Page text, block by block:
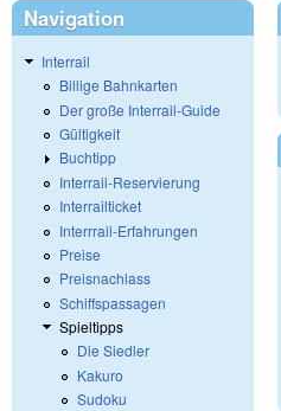
Navigation
Interrail
Billige Bahnkarten
Der große Interrail-Guide
Gültigkeit
Buchtipp
Interrail-Reservierung
Interrailticket
Interrrail-Erfahrungen
Preise
Preisnachlass
Schiffspassagen
Spieltipps
Die Siedler
Kakuro
Sudoku